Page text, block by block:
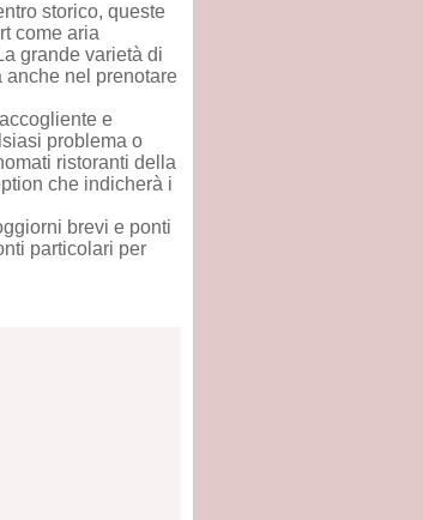
storico, queste
come aria
grande varietà di
anche nel prenotare
e
problema o
ristoranti della
che indicherà i
brevi e ponti
particolari per